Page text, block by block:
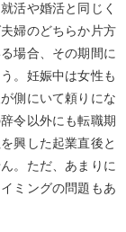
活や婚活と同じく
婦のどちらか片方
場合、その期間に
。妊娠中は女性も
側にいて頼りにな
令以外にも転職期
興した起業直後と
。ただ、あまりに
ミングの問題もあ